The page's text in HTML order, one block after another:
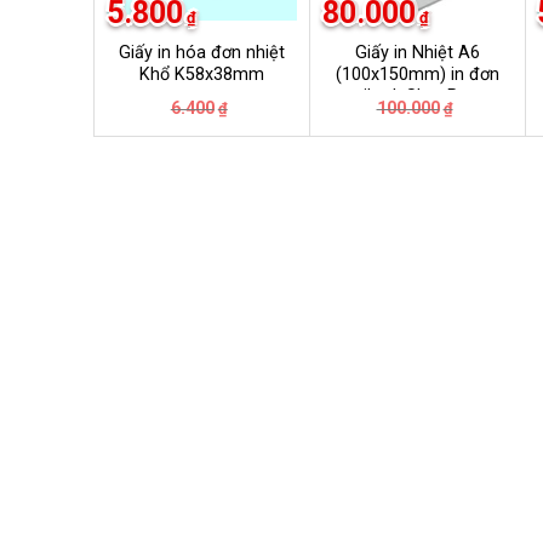
Giấy in hóa đơn nhiệt
Khổ K58x38mm
6.400 ₫
là:
5.800 ₫
tại
Giấy in Nhiệt A6
(100x150mm) in đơn
tiktok ShopPee
Lazada …….
100.000 ₫
là:
80.000 ₫
tại